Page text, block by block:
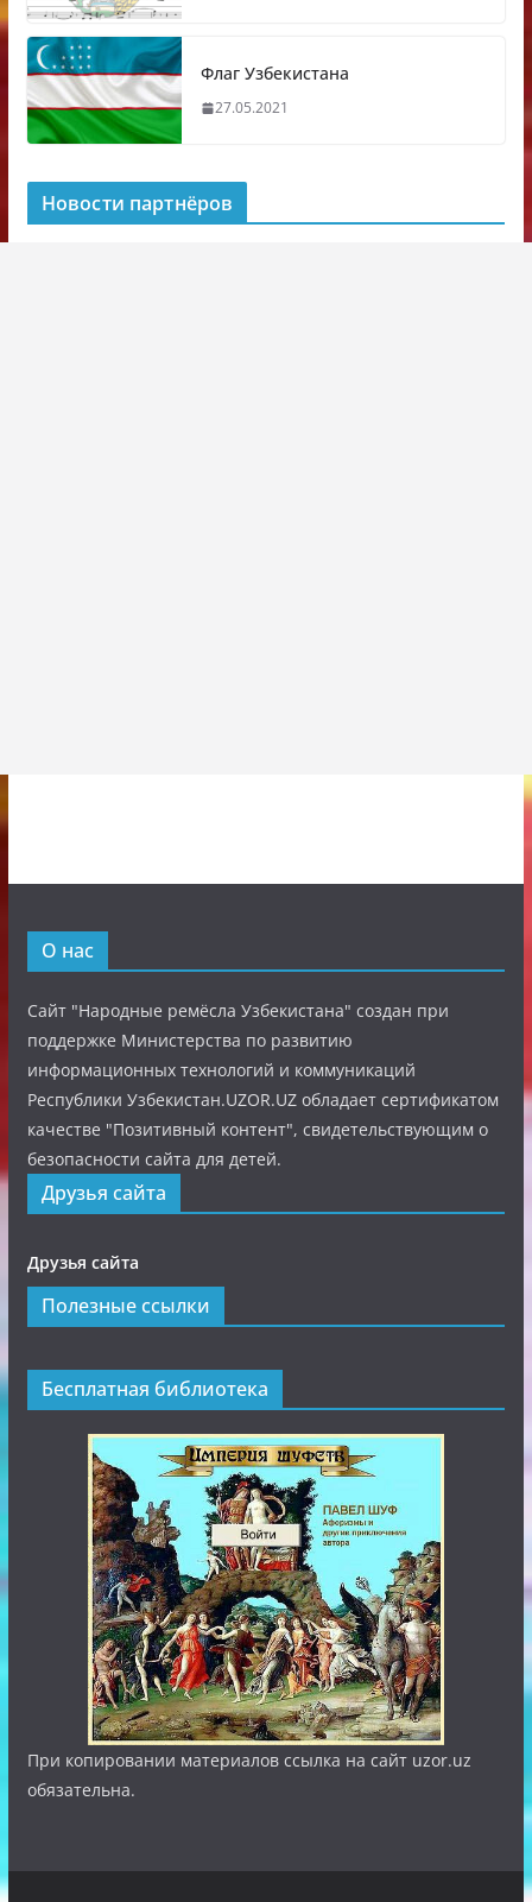
Флаг Узбекистана
27.05.2021
Новости партнёров
О нас
Сайт "Народные ремёсла Узбекистана" создан при
поддержке Министерства по развитию
информационных технологий и коммуникаций
Республики Узбекистан.UZOR.UZ обладает сертификатом
качестве "Позитивный контент", свидетельствующим о
безопасности сайта для детей.
Друзья сайта
Друзья сайта
Полезные ссылки
Бесплатная библиотека
При копировании материалов ссылка на сайт uzor.uz
обязательна.